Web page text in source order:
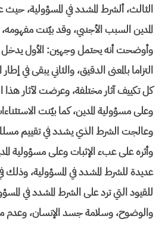
الثالث، ألشرط المشدد في المسؤولية،
المدين السبب الأجنبي، وقد بيّنت
وأوضحت أنه يحتمل وجهين: الأول يدخل
التزاما بالمعنى الدقيق، والثاني يبقى في
كل تكييف آثار مختلفة، وعرضت لآثار
وعلى مسؤولية المدين، كما بيّنت
وعالجت الشرط الذي يشدد في تقييم
وأثره على عبء الإثبات وعلى مسؤولية
عديدة للشرط المشدد في المسؤولية،
للقيود التي ترد على الشرط المشدد في
والوضوح، وسلامة جسد الإنسان، وعدم